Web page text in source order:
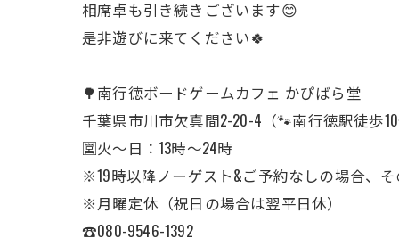
相席卓も引き続きございます😊
是非遊びに来てください🍀
🌳南行徳ボードゲームカフェ かぴばら堂
千葉県市川市欠真間2-20-4（🐾南行徳駅徒歩10
🈺火〜日：13時〜24時
※19時以降ノーゲスト&ご予約なしの場合、
※月曜定休（祝日の場合は翌平日休）
☎︎080-9546-1392